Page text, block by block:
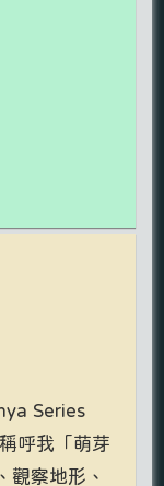
Series
呼我「萌芽
觀察地形、